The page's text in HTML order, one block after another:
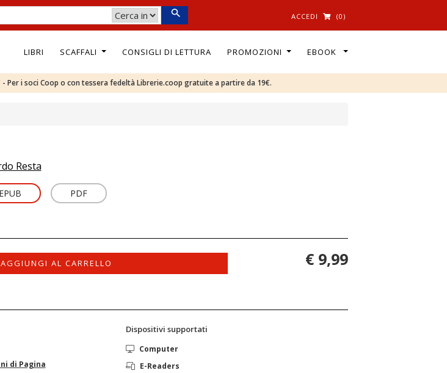
ACCEDI (0)
LIBRI SCAFFALI CONSIGLI DI LETTURA PROMOZIONI EBOOK
Per i soci Coop o con tessera fedeltà Librerie.coop gratuite a partire da 19€.
Resta
EPUB PDF
AGGIUNGI AL CARRELLO € 9,99
di Pagina
Dispositivi supportati
Computer
E-Readers